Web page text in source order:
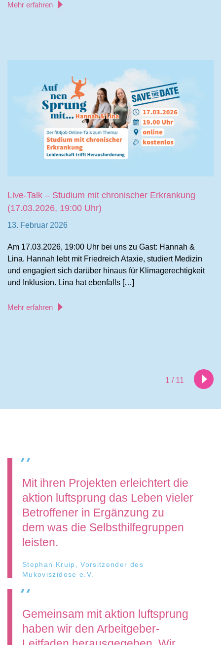
Mehr erfahren
Live-Talk – Studium mit chronischer Erkrankung
(17.03.2026, 19:00 Uhr)
13. Februar 2026
Am 17.03.2026, 19:00 Uhr bei uns zu Gast: Hannah &
Lina. Hannah lebt mit Friedreich Ataxie, studiert Medizin
und engagiert sich darüber hinaus für Klimagerechtigkeit
und Inklusion. Lina hat ebenfalls […]
Mehr erfahren
1 / 11
Mit ihren Projekten erleichtert die
aktion luftsprung das Leben vieler
Betroffener in Ergänzung zu
dem was die Selbsthilfegruppen
leisten.
Stephan Kruip, Vorsitzender des
Mukoviszidose e.V.
Gemeinsam mit aktion luftsprung
haben wir den Arbeitgeber-